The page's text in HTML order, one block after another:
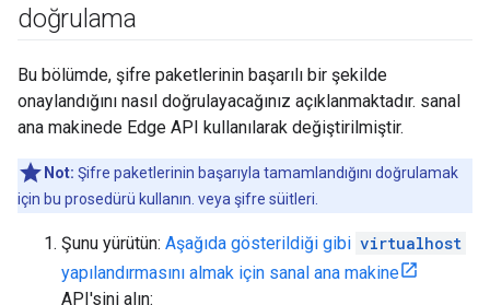
doğrulama
Bu bölümde, şifre paketlerinin başarılı bir şekilde
onaylandığını nasıl doğrulayacağınız açıklanmaktadır. sanal
ana makinede Edge API kullanılarak değiştirilmiştir.
Not: Şifre paketlerinin başarıyla tamamlandığını doğrulamak
için bu prosedürü kullanın. veya şifre süitleri.
Şunu yürütün: Aşağıda gösterildiği gibi virtualhost
yapılandırmasını almak için sanal ana makine
API'sini alın: